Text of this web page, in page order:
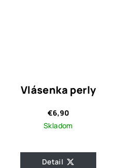
Vlásenka perly
€6,90
Skladom
Detail